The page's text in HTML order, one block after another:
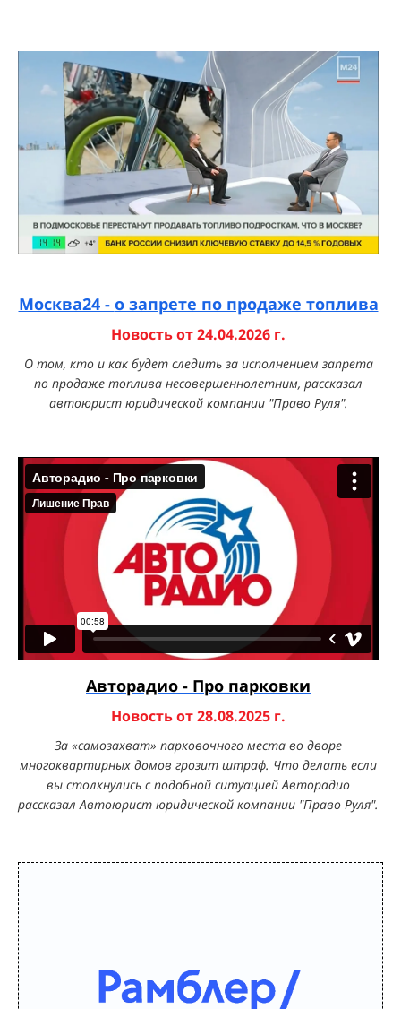
Москва24 - о запрете по продаже топлива
Новость от 24.04.2026 г.
О том, кто и как будет следить за исполнением запрета
по продаже топлива несовершеннолетним, рассказал
автоюрист юридической компании "Право Руля".
Авторадио - Про парковки
Новость от 28.08.2025 г.
За «самозахват» парковочного места во дворе
многоквартирных домов грозит штраф. Что делать если
вы столкнулись с подобной ситуацией Авторадио
рассказал Автоюрист юридической компании "Право Руля".